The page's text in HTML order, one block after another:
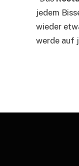
jedem
wieder
werde auf